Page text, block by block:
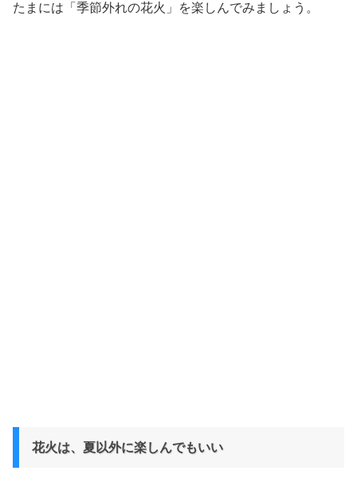
たまには「季節外れの花火」を楽しんでみましょう。
花火は、夏以外に楽しんでもいい